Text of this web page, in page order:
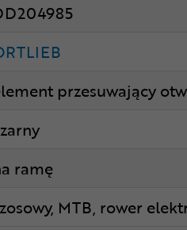
przesuwający
ramę
MTB, rower